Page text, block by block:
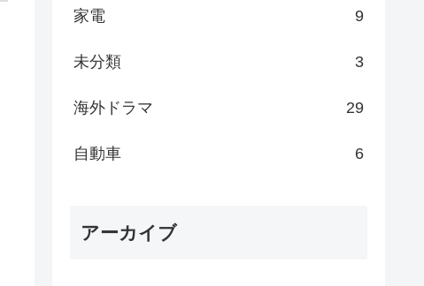
家電 9
未分類 3
海外ドラマ 29
自動車 6
アーカイブ